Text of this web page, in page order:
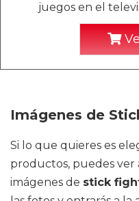
juegos en el
Imágenes de
Si lo que quieres es
productos, puedes
imágenes de stick